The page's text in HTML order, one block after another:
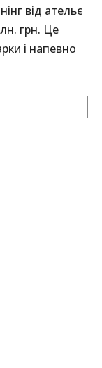
від ательє
грн. Це
і напевно